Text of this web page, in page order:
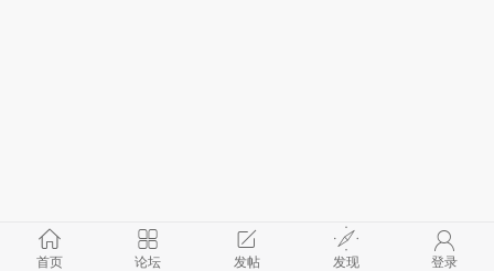
首页 论坛 发帖 发现 登录